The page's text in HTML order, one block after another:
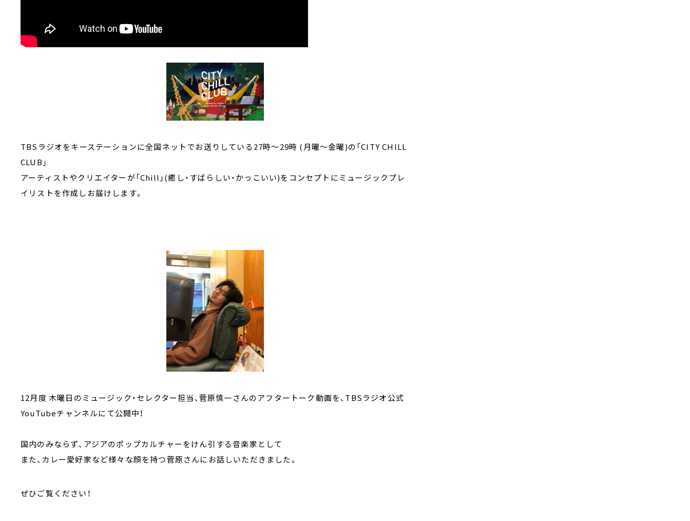
TBSラジオをキーステーションに全国ネットでお送りしている27時～29時 (月曜～金曜)の「CITY CHILL
CLUB」
アーティストやクリエイターが「Chill」(癒し・すばらしい・かっこいい)をコンセプトにミュージックプレ
イリストを作成しお届けします。
12月度 木曜日のミュージック・セレクター担当、菅原慎一さんのアフタートーク動画を、TBSラジオ公式
YouTubeチャンネルにて公開中！
国内のみならず、アジアのポップカルチャーをけん引する音楽家として
また、カレー愛好家など様々な顔を持つ菅原さんにお話しいただきました。
ぜひご覧ください！